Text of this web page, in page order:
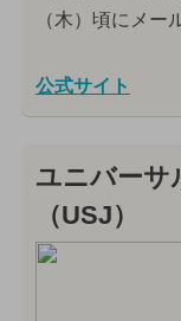
（木）頃にメー
公式サイト
ユニバーサ
（USJ）